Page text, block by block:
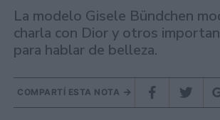
La modelo Gisele Bündchen
charla con Dior y otros
para hablar de belleza.
COMPARTÍ ESTA NOTA